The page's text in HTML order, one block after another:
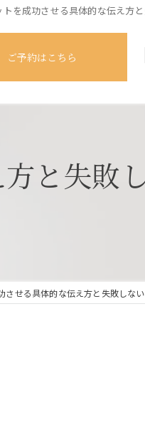
を成功させる具体的な伝え方
ご予約はこちら
と失敗
させる具体的な伝え方と失敗しな